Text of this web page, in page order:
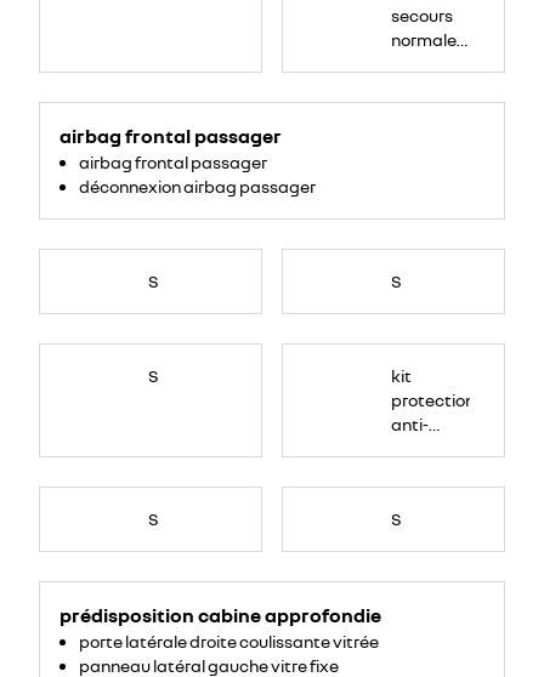
airbag frontal passager
airbag frontal passager
déconnexion airbag passager
secours
normale
S S
S
kit
protection
anti-
S
prédisposition cabine approfondie
porte latérale droite coulissante vitrée
panneau latéral gauche vitre fixe
S